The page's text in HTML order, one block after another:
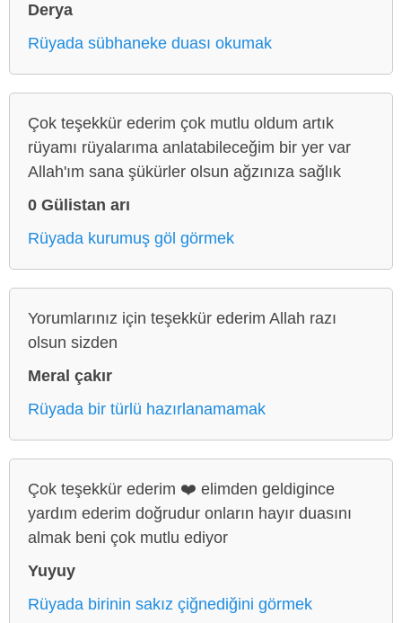
Derya
Rüyada sübhaneke duası okumak
Çok teşekkür ederim çok mutlu oldum artık
rüyamı rüyalarıma anlatabileceğim bir yer var
Allah'ım sana şükürler olsun ağzınıza sağlık
0 Gülistan arı
Rüyada kurumuş göl görmek
Yorumlarınız için teşekkür ederim Allah razı
olsun sizden
Meral çakır
Rüyada bir türlü hazırlanamamak
Çok teşekkür ederim ❤️ elimden geldigince
yardım ederim doğrudur onların hayır duasını
almak beni çok mutlu ediyor
Yuyuy
Rüyada birinin sakız çiğnediğini görmek